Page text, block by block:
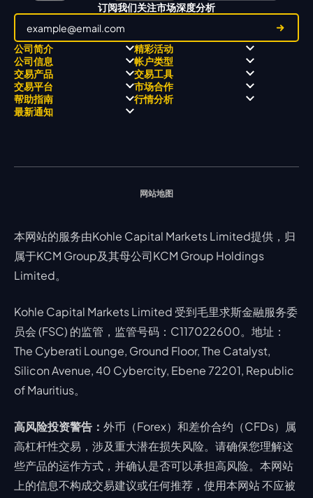
订阅我们关注市场深度分析
公司简介
关于
关于 KCM Group
三大优势
奖项和成就
精彩活动
职业高尔夫 x 飘移队
全球高尔夫锦标赛
公司信息
经营理念
公开信息与风险披露
公司新闻
视频库
帐户类型
ECN 账户
STP 账户
账户比较
交易产品
Forex
贵金属
能源
交易工具
交易平台
MetaTrader 4
MetaTrader 5
市场合作
帮助指南 行情分析
最新通知
网站地图
本网站的服务由Kohle Capital Markets Limited提供，归
属于KCM Group及其母公司KCM Group Holdings
Limited。
Kohle Capital Markets Limited 受到毛里求斯金融服务委
员会 (FSC) 的监管，监管号码：C117022600。地址：
The Cyberati Lounge, Ground Floor, The Catalyst,
Silicon Avenue, 40 Cybercity, Ebene 72201, Republic
of Mauritius。
高风险投资警告： 外币（Forex）和差价合约（CFDs）属
高杠杆性交易，涉及重大潜在损失风险。请确保您理解这
些产品的运作方式，并确认是否可以承担高风险。本网站
上的信息不构成交易建议或任何推荐，使用本网站 不应被